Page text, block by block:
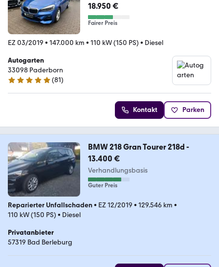
18.950 €
Fairer Preis
EZ 03/2019 • 147.000 km • 110 kW (150 PS) • Diesel
Autogarten
33098 Paderborn
4.8 Sterne
(81)
Kontakt Parken
BMW 218 Gran Tourer 218d -
13.400 €
Verhandlungsbasis
Guter Preis
Reparierter Unfallschaden• EZ 12/2019 • 129.546 km •
110 kW (150 PS) • Diesel
Privatanbieter
57319 Bad Berleburg